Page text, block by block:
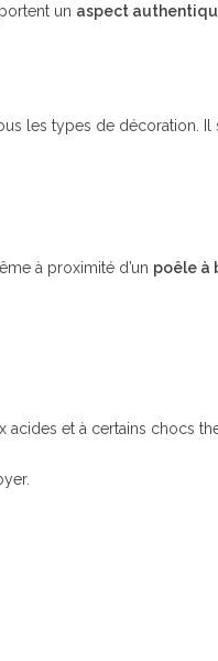
un aspect
les types de décoration.
à proximité d’un poêle à
acides et à certains chocs